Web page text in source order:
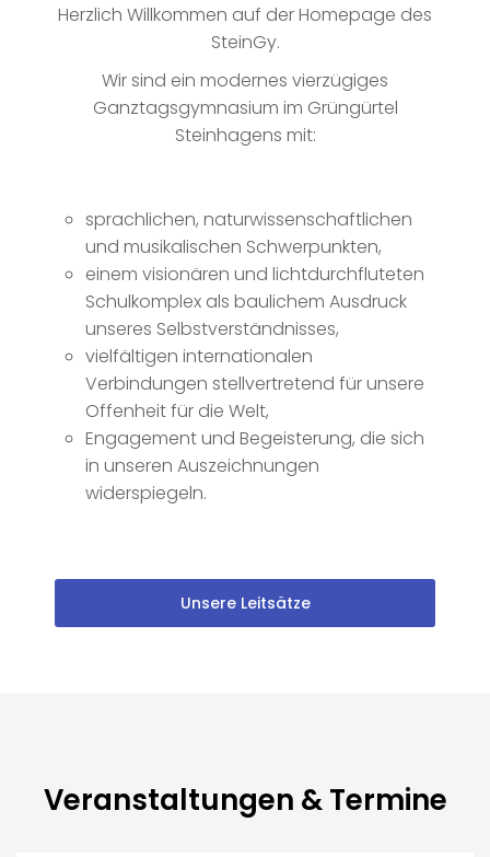
Herzlich Willkommen auf der Homepage des
SteinGy.
Wir sind ein modernes vierzügiges
Ganztagsgymnasium im Grüngürtel
Steinhagens mit:
sprachlichen, naturwissenschaftlichen
und musikalischen Schwerpunkten,
einem visionären und lichtdurchfluteten
Schulkomplex als baulichem Ausdruck
unseres Selbstverständnisses,
vielfältigen internationalen
Verbindungen stellvertretend für unsere
Offenheit für die Welt,
Engagement und Begeisterung, die sich
in unseren Auszeichnungen
widerspiegeln.
Unsere Leitsätze
Veranstaltungen & Termine